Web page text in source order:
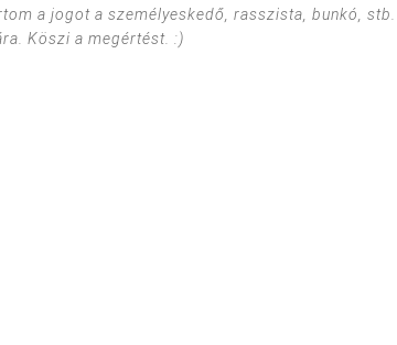
a jogot a személyeskedő, rasszista, bunkó, stb.
Köszi a megértést. :)